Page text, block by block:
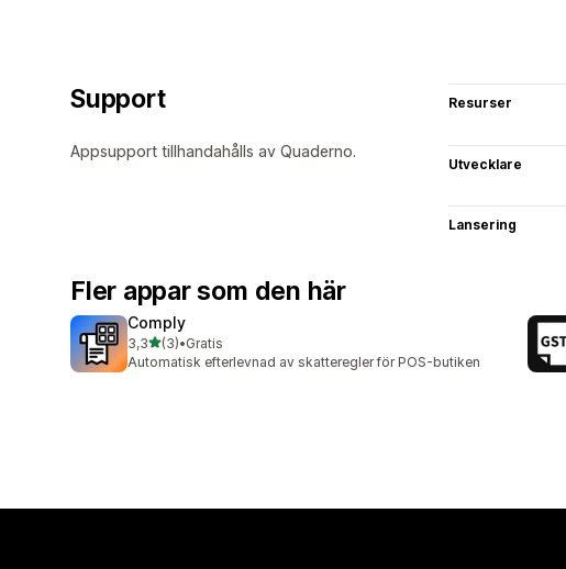
Support
Appsupport tillhandahålls av Quaderno.
Resurser
Utvecklare
Lansering
Fler appar som den här
Comply
3,3av 5 stjärnor
(3)
3 recensioner totalt
•Gratis
Automatisk efterlevnad av skatteregler för POS-butiken